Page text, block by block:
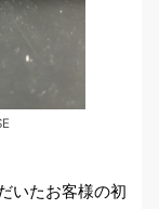
いたお客様の初